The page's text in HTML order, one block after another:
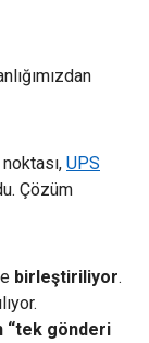
UPS
Çözüm
birleştiriliyor.
“tek gönderi